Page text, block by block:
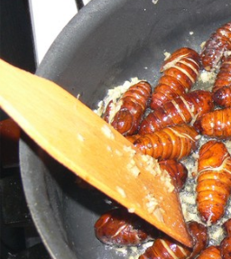
2-3 картофелины,
1 некрупное яблоко,
1 некрупный помидор,
2 корня сельдерея,
салатная заправка.
Как поменять
не получить